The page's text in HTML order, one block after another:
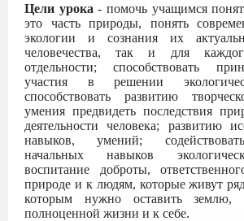
Цели урока - помочь учащимся
это часть природы, понять
экологии и сознания их
человечества, так и для
отдельности; способствовать
участия в решении
способствовать развитию
умения предвидеть последствия
деятельности человека; развитию
навыков, умений;
начальных навыков
воспитание доброты,
природе и к людям, которые живут
которым нужно оставить землю,
полноценной жизни и к себе.